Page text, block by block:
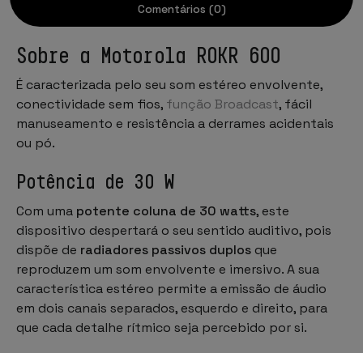
Comentários (0)
Sobre a Motorola ROKR 600
É caracterizada pelo seu som estéreo envolvente,
conectividade sem fios, função Broadcast, fácil
manuseamento e resistência a derrames acidentais
ou pó.
Potência de 30 W
Com uma potente coluna de 30 watts, este
dispositivo despertará o seu sentido auditivo, pois
dispõe de radiadores passivos duplos que
reproduzem um som envolvente e imersivo. A sua
característica estéreo permite a emissão de áudio
em dois canais separados, esquerdo e direito, para
que cada detalhe rítmico seja percebido por si.